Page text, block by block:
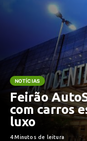
NOTÍCIAS
Feirão
com carros
luxo
4 Minutos de leitura